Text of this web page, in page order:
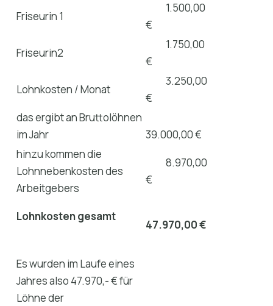
Friseurin 1
1.500,00
€
Friseurin2
1.750,00
€
Lohnkosten / Monat
3.250,00
€
das ergibt an Bruttolöhnen
im Jahr
39.000,00 €
hinzu kommen die
Lohnnebenkosten des
Arbeitgebers
8.970,00
€
Lohnkosten gesamt
47.970,00 €
Es wurden im Laufe eines
Jahres also 47.970,- € für
Löhne der